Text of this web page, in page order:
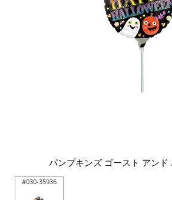
パンプキンズ ゴースト アンド
#030-35936